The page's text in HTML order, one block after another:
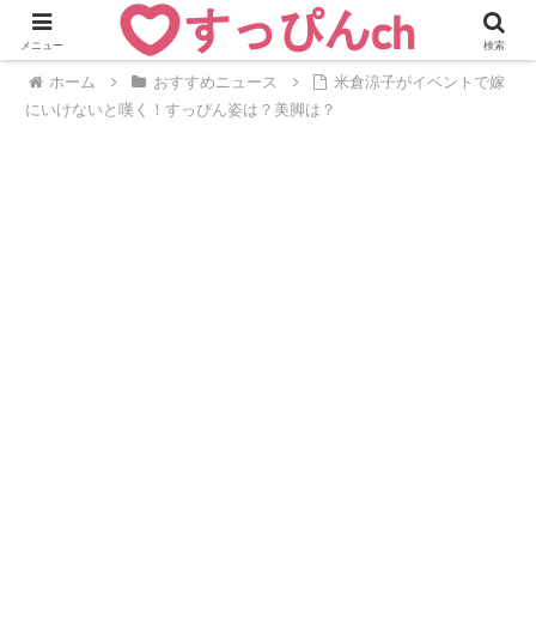
ホーム おすすめニュース
米倉涼子がイベントで嫁
にいけないと嘆く！すっぴん姿は？美脚は？
メニュー 検索